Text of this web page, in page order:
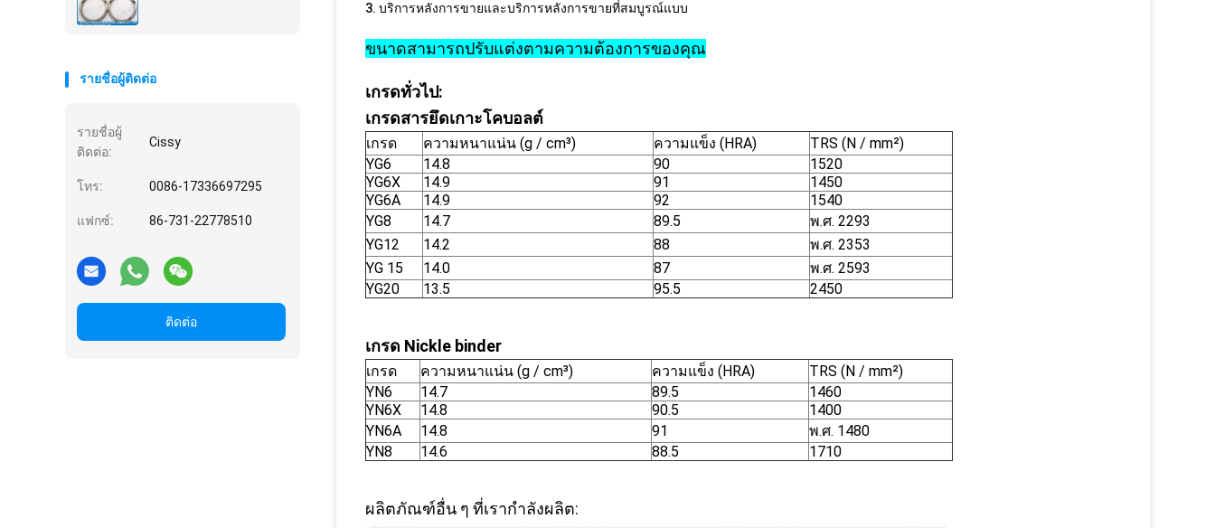
รายชื่อผู้ติดต่อ
รายชื่อผู้
ติดต่อ:
Cissy
โทร: 0086-17336697295
แฟกซ์: 86-731-22778510
ติดต่อ
3. บริการหลังการขายและบริการหลังการขายที่สมบูรณ์แบบ
ขนาดสามารถปรับแต่งตามความต้องการของคุณ
เกรดทั่วไป:
เกรดสารยึดเกาะโคบอลต์
เกรด ความหนาแน่น (g / cm³) ความแข็ง (HRA)
TRS (N / mm²)
YG6
14.8 90
1520
YG6X
14.9 91
1450
YG6A
14.9 92
1540
YG8
14.7 89.5
พ.ศ. 2293
YG12
14.2 88
พ.ศ. 2353
YG 15
14.0 87
พ.ศ. 2593
YG20
13.5 95.5 2450
เกรด Nickle binder
เกรด ความหนาแน่น (g / cm³) ความแข็ง (HRA)
TRS (N / mm²)
YN6
14.7 89.5
1460
YN6X
14.8 90.5
1400
YN6A
14.8 91
พ.ศ. 1480
YN8
14.6 88.5 1710
ผลิตภัณฑ์อื่น ๆ ที่เรากำลังผลิต: